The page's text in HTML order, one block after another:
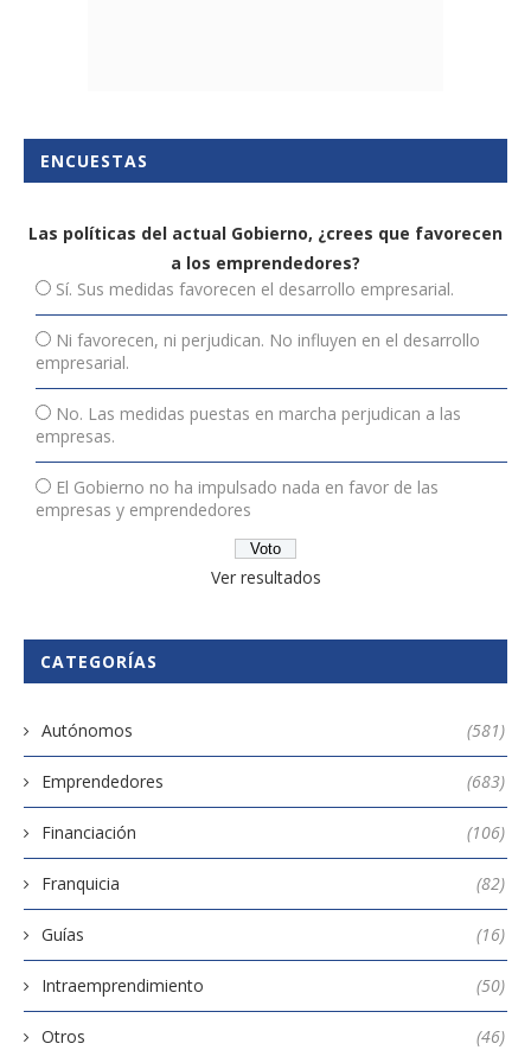
ENCUESTAS
Las políticas del actual Gobierno, ¿crees que favorecen
a los emprendedores?
Sí. Sus medidas favorecen el desarrollo empresarial.
Ni favorecen, ni perjudican. No influyen en el desarrollo
empresarial.
No. Las medidas puestas en marcha perjudican a las
empresas.
El Gobierno no ha impulsado nada en favor de las
empresas y emprendedores
Ver resultados
CATEGORÍAS
Autónomos (581)
Emprendedores (683)
Financiación (106)
Franquicia (82)
Guías (16)
Intraemprendimiento (50)
Otros (46)